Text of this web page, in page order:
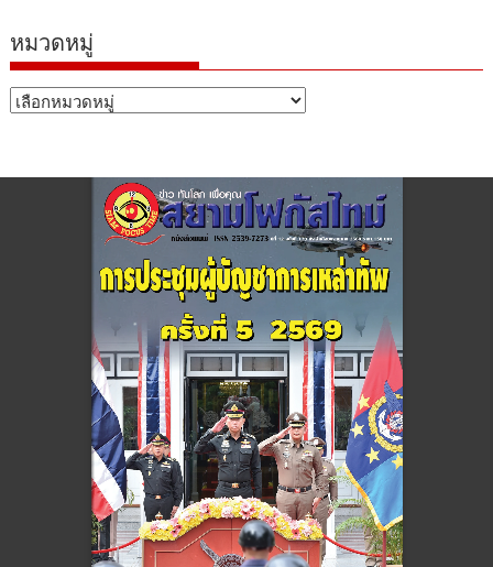
หมวดหมู่
หมวด